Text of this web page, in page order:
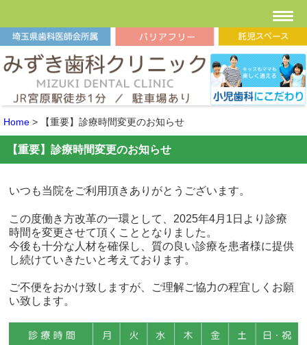
Home > 【重要】診療時間変更のお知らせ
【重要】診療時間変更のお知らせ
いつも当院をご利用頂きありがとうございます。
この度働き方改革の一環として、2025年4月1日より診療
時間を変更させて頂くこととなりました。
今後も十分な人材を確保し、質の良い診療を患者様に提供
し続けていきたいと考えております。
ご不便をおかけ致しますが、ご理解ご協力の程宜しくお願
い致します。